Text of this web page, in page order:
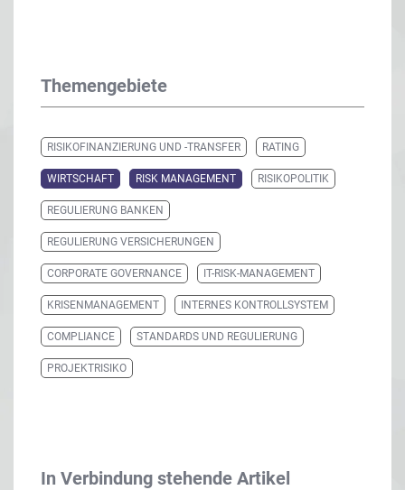
Themengebiete
RISIKOFINANZIERUNG UND -TRANSFER RATING
WIRTSCHAFT RISK MANAGEMENT RISIKOPOLITIK
REGULIERUNG BANKEN
REGULIERUNG VERSICHERUNGEN
CORPORATE GOVERNANCE IT-RISK-MANAGEMENT
KRISENMANAGEMENT INTERNES KONTROLLSYSTEM
COMPLIANCE STANDARDS UND REGULIERUNG
PROJEKTRISIKO
In Verbindung stehende Artikel